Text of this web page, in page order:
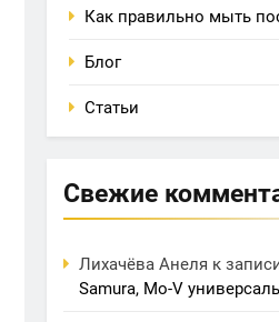
Как правильно мыть
Блог
Статьи
Свежие
Лихачёва Анеля к
Samura, Mo-V